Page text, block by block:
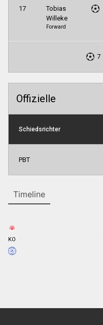
17
Tobias
Willeke
Forward
7
Offizielle
Schiedsrichter
PBT
Timeline
KO